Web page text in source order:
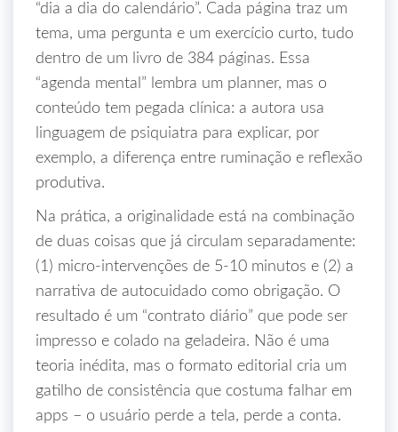
“dia a dia do calendário”. Cada página traz um
tema, uma pergunta e um exercício curto, tudo
dentro de um livro de 384 páginas. Essa
“agenda mental” lembra um planner, mas o
conteúdo tem pegada clínica: a autora usa
linguagem de psiquiatra para explicar, por
exemplo, a diferença entre ruminação e reflexão
produtiva.
Na prática, a originalidade está na combinação
de duas coisas que já circulam separadamente:
(1) micro‑intervenções de 5‑10 minutos e (2) a
narrativa de autocuidado como obrigação. O
resultado é um “contrato diário” que pode ser
impresso e colado na geladeira. Não é uma
teoria inédita, mas o formato editorial cria um
gatilho de consistência que costuma falhar em
apps – o usuário perde a tela, perde a conta.